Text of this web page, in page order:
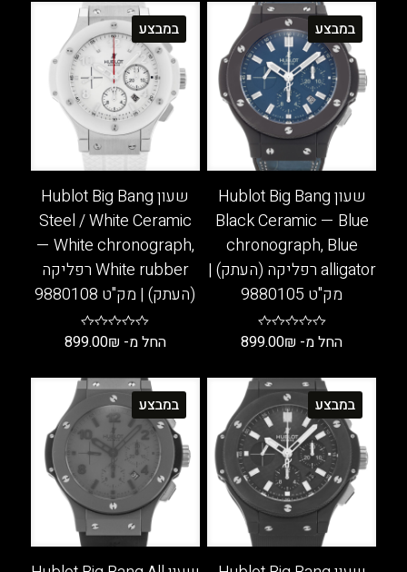
ניתן
לבחור
את
האפשרויות
בעמוד
המוצר
סוגים.
ניתן
לבחור
את
האפשרויות
בעמוד
המוצר
במבצע
שעון Hublot Big Bang
Black Ceramic — Blue
chronograph, Blue
alligator רפליקה (העתק) |
מק"ט 9880105
החל מ- 899.00₪
זה
יש
מספר
סוגים.
ניתן
לבחור
את
האפשרויות
בעמוד
במבצע
שעון Hublot Big Bang
Steel / White Ceramic
— White chronograph,
White rubber רפליקה
(העתק) | מק"ט 9880108
החל מ- 899.00₪
זה
יש
מספר
סוגים.
ניתן
לבחור
את
האפשרויות
בעמוד
במבצע במבצע